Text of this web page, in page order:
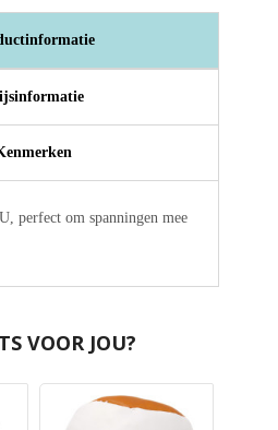
perfect om spanningen mee
VOOR JOU?